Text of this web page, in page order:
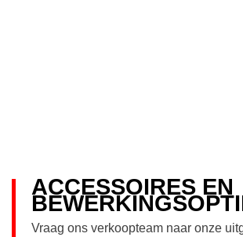
ACCESSOIRES EN
Vraag ons verkoopteam naar onze